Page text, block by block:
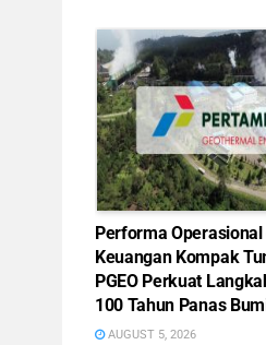
Performa Operasional
Keuangan Kompak
PGEO Perkuat
100 Tahun Panas
AUGUST 5, 2026